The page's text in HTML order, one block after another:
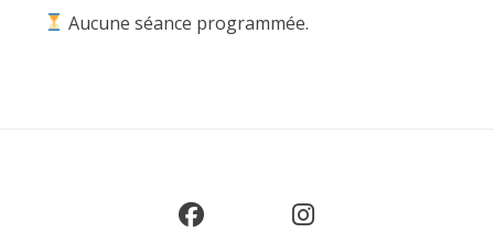
Aucune séance programmée.